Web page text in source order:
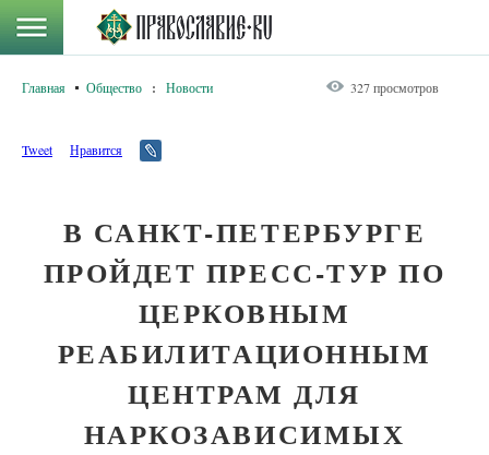
Главная Общество : Новости 327 просмотров
Tweet Нравится
В САНКТ-ПЕТЕРБУРГЕ
ПРОЙДЕТ ПРЕСС-ТУР ПО
ЦЕРКОВНЫМ
РЕАБИЛИТАЦИОННЫМ
ЦЕНТРАМ ДЛЯ
НАРКОЗАВИСИМЫХ